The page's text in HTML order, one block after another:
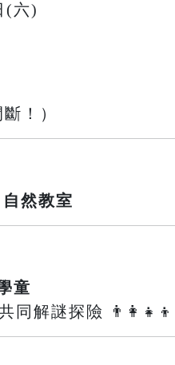
(六)
！）
然教室
童
同解謎探險 👨‍👩‍👧‍👦